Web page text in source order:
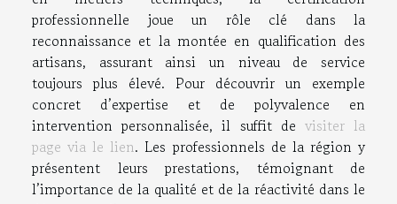
professionnelle joue un rôle clé dans la
reconnaissance et la montée en qualification des
artisans, assurant ainsi un niveau de service
toujours plus élevé. Pour découvrir un exemple
concret d’expertise et de polyvalence en
intervention personnalisée, il suffit de visiter la
page via le lien. Les professionnels de la région y
présentent leurs prestations, témoignant de
l’importance de la qualité et de la réactivité dans le